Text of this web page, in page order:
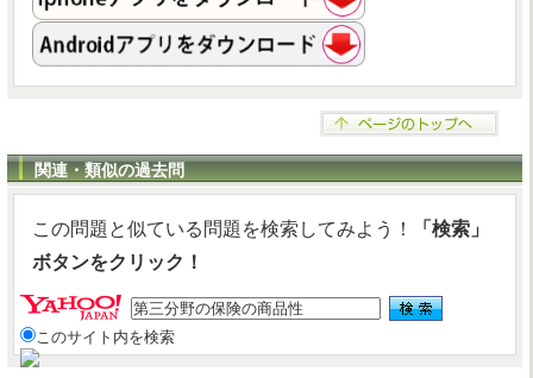
関連・類似の過去問
この問題と似ている問題を検索してみよう！
「検索」
ボタンをクリック！
このサイト内を検索